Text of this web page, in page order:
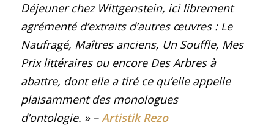
Déjeuner chez Wittgenstein, ici librement
agrémenté d’extraits d’autres œuvres : Le
Naufragé, Maîtres anciens, Un Souffle, Mes
Prix littéraires ou encore Des Arbres à
abattre, dont elle a tiré ce qu’elle appelle
plaisamment des monologues
d’ontologie. » –Artistik Rezo